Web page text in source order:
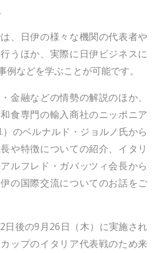
、日伊の様々な機関の代表者や
うほか、実際に日伊ビジネスに
例などを学ぶことが可能です。
金融などの情勢の解説のほか、
食専門の輸入商社のニッポニア
）のベルナルド・ジョルノ氏から
や特徴についての紹介、イタリ
ルフレド・ガバッツィ会長から
の国際交流についてのお話をご
日後の9月26日（木）に実施され
ップのイタリア代表戦のため来